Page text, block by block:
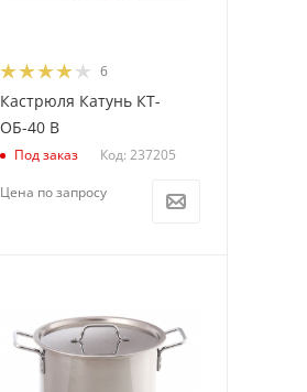
6
Кастрюля Катунь КТ-
ОБ-40 В
Под заказ Код: 237205
Цена по запросу